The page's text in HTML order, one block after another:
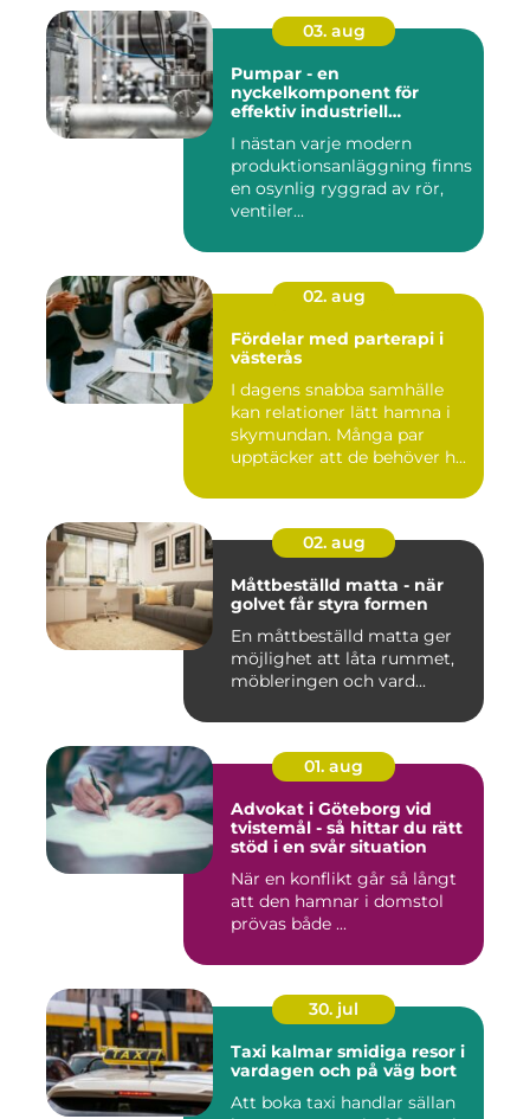
03. aug
Pumpar - en
nyckelkomponent för
effektiv industriell
I nästan varje modern
produktionsanläggning finns
en osynlig ryggrad av rör,
ventiler...
02. aug
Fördelar med parterapi i
västerås
I dagens snabba samhälle
kan relationer lätt hamna i
skymundan. Många par
upptäcker att de behöver h...
02. aug
Måttbeställd matta - när
golvet får styra formen
En måttbeställd matta ger
möjlighet att låta rummet,
möbleringen och vard...
01. aug
Advokat i Göteborg vid
tvistemål - så hittar du rätt
stöd i en svår situation
När en konflikt går så långt
att den hamnar i domstol
prövas både ...
30. jul
Taxi kalmar smidiga resor i
vardagen och på väg bort
Att boka taxi handlar sällan